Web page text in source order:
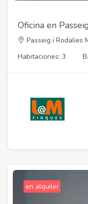
Oficina en
Passeig i Rodalies
Habitaciones: 3
en alquiler